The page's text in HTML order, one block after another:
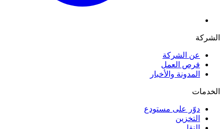
الشركة
عن الشركة
فرص العمل
المدونة والأخبار
الخدمات
دوّر على مستودع
التخزين